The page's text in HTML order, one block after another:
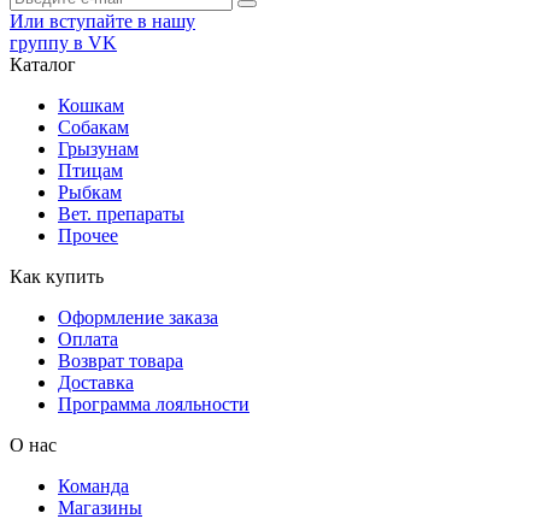
Или вступайте в нашу
группу в VK
Каталог
Кошкам
Собакам
Грызунам
Птицам
Рыбкам
Вет. препараты
Прочее
Как купить
Оформление заказа
Оплата
Возврат товара
Доставка
Программа лояльности
О нас
Команда
Магазины